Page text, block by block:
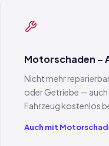
Motorschaden –
Nicht mehr
oder Getriebe —
Fahrzeug kostenlos
Auch mit